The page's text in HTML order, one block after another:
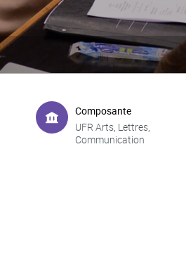
Composante
UFR Arts, Lettres,
Communication